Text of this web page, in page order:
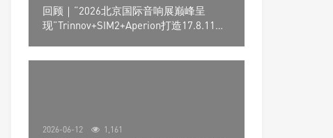
回顾｜“2026北京国际音响展巅峰呈
现”Trinnov+SIM2+Aperion打造17.8.11声
2026-06-12 1,161